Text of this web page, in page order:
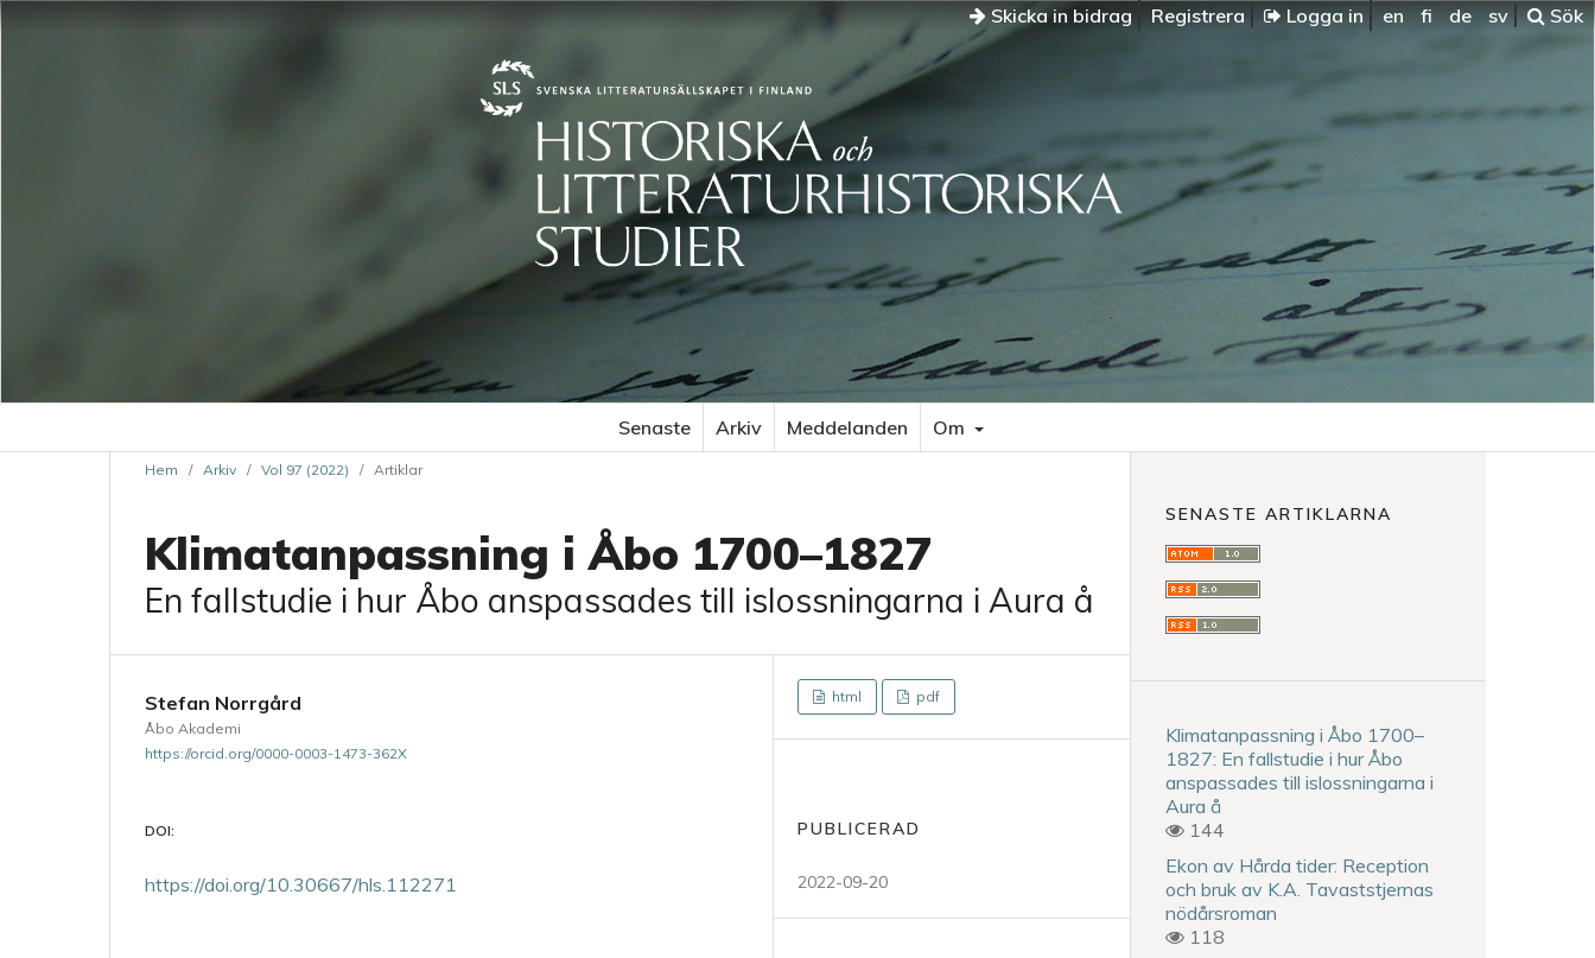
Skicka in bidrag Registrera Logga in en fi de sv Sök
Senaste Arkiv Meddelanden Om
Hem / Arkiv / Vol 97 (2022) / Artiklar
Klimatanpassning i Åbo 1700–1827
En fallstudie i hur Åbo anspassades till islossningarna i Aura å
Stefan Norrgård
Åbo Akademi
https://orcid.org/0000-0003-1473-362X
DOI:
https://doi.org/10.30667/hls.112271
html pdf
PUBLICERAD
2022-09-20
SENASTE ARTIKLARNA
Klimatanpassning i Åbo 1700–
1827: En fallstudie i hur Åbo
anspassades till islossningarna i
Aura å
144
Ekon av Hårda tider: Reception
och bruk av K.A. Tavaststjernas
nödårsroman
118